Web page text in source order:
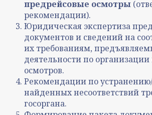
предрейсовые осмотры
рекомендации).
Юридическая экспертиза
документов и сведений на
их требованиям,
деятельности по
осмотров.
Рекомендации по
найденных несоответствий
госоргана.